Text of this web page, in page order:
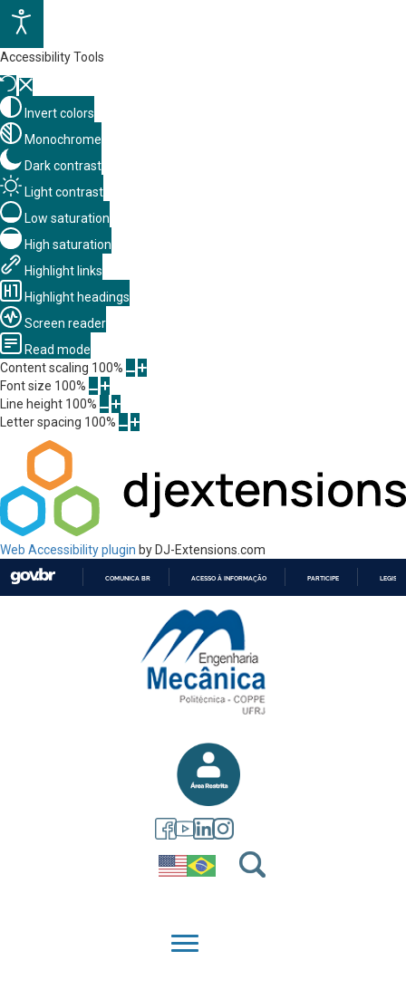
Accessibility Tools
Invert colors
Monochrome
Dark contrast
Light contrast
Low saturation
High saturation
Highlight links
Highlight headings
Screen reader
Read mode
Content scaling 100%
Font size 100%
Line height 100%
Letter spacing 100%
Web Accessibility plugin by DJ-Extensions.com
PARA
CONTEÚDO
COMUNICA BR ACESSO À INFORMAÇÃO PARTICIPE
QUEM SOMOS